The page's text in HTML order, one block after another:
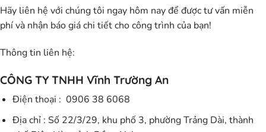
Hãy liên hệ với chúng tôi ngay hôm nay để được tư vấn miễn
phí và nhận báo giá chi tiết cho công trình của bạn!
Thông tin liên hệ:
CÔNG TY TNHH Vĩnh Trường An
Điện thoại : 0906 38 6068
Địa chỉ : Số 22/3/29, khu phố 3, phường Trảng Dài, thành